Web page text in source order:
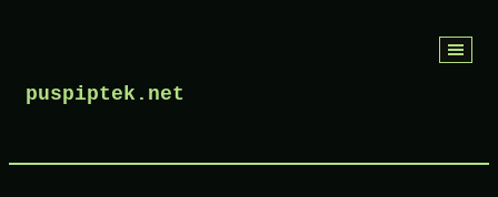
puspiptek.net